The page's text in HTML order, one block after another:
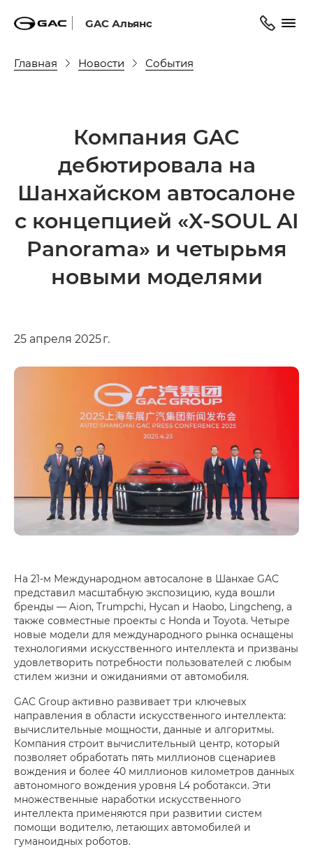
GAC Альянс
Главная Новости События
Компания GAC
дебютировала на
Шанхайском автосалоне
с концепцией «X-SOUL AI
Panorama» и четырьмя
новыми моделями
25 апреля 2025 г.
На 21-м Международном автосалоне в Шанхае GAC
представил масштабную экспозицию, куда вошли
бренды — Aion, Trumpchi, Hycan и Haobo, Lingcheng, а
также совместные проекты с Honda и Toyota. Четыре
новые модели для международного рынка оснащены
технологиями искусственного интеллекта и призваны
удовлетворить потребности пользователей с любым
стилем жизни и ожиданиями от автомобиля.
GAC Group активно развивает три ключевых
направления в области искусственного интеллекта:
вычислительные мощности, данные и алгоритмы.
Компания строит вычислительный центр, который
позволяет обработать пять миллионов сценариев
вождения и более 40 миллионов километров данных
автономного вождения уровня L4 роботакси. Эти
множественные наработки искусственного
интеллекта применяются при развитии систем
помощи водителю, летающих автомобилей и
гуманоидных роботов.